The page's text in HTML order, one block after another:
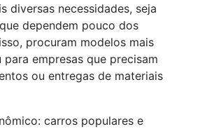
diversas necessidades, seja
dependem pouco dos
procuram modelos mais
empresas que precisam
ou entregas de materiais
carros populares e